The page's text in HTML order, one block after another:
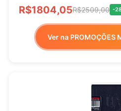
R$1804,05R$2509,00 -
Ver na PROMOÇÕES